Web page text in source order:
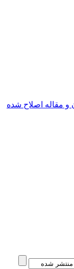
اصلاح شده